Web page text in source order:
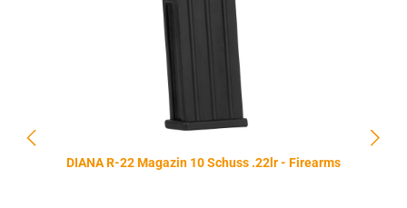
DIANA R-22 Magazin 10 Schuss .22lr - Firearms